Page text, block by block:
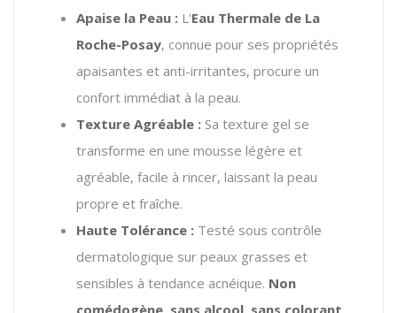
Apaise la Peau : L'Eau Thermale de La
Roche-Posay, connue pour ses propriétés
apaisantes et anti-irritantes, procure un
confort immédiat à la peau.
Texture Agréable : Sa texture gel se
transforme en une mousse légère et
agréable, facile à rincer, laissant la peau
propre et fraîche.
Haute Tolérance : Testé sous contrôle
dermatologique sur peaux grasses et
sensibles à tendance acnéique. Non
comédogène, sans alcool, sans colorant,